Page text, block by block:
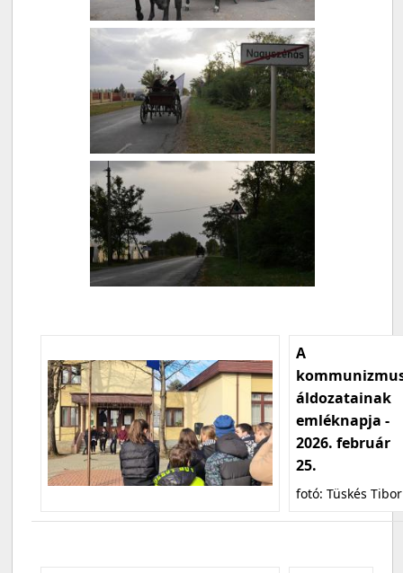
A
áldozatainak
emléknapja -
2026. február
25.
fotó: Tüskés Tibor